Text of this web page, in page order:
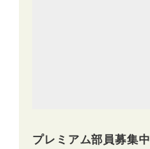
プレミアム部員募集中